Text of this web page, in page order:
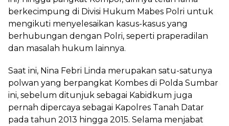
berkecimpung di Divisi Hukum Mabes Polri untuk
mengikuti menyelesaikan kasus-kasus yang
berhubungan dengan Polri, seperti praperadilan
dan masalah hukum lainnya.
Saat ini, Nina Febri Linda merupakan satu-satunya
polwan yang berpangkat Kombes di Polda Sumbar
ini, sebelum ditunjuk sebagai Kabidkum juga
pernah dipercaya sebagai Kapolres Tanah Datar
pada tahun 2013 hingga 2015. Selama menjabat